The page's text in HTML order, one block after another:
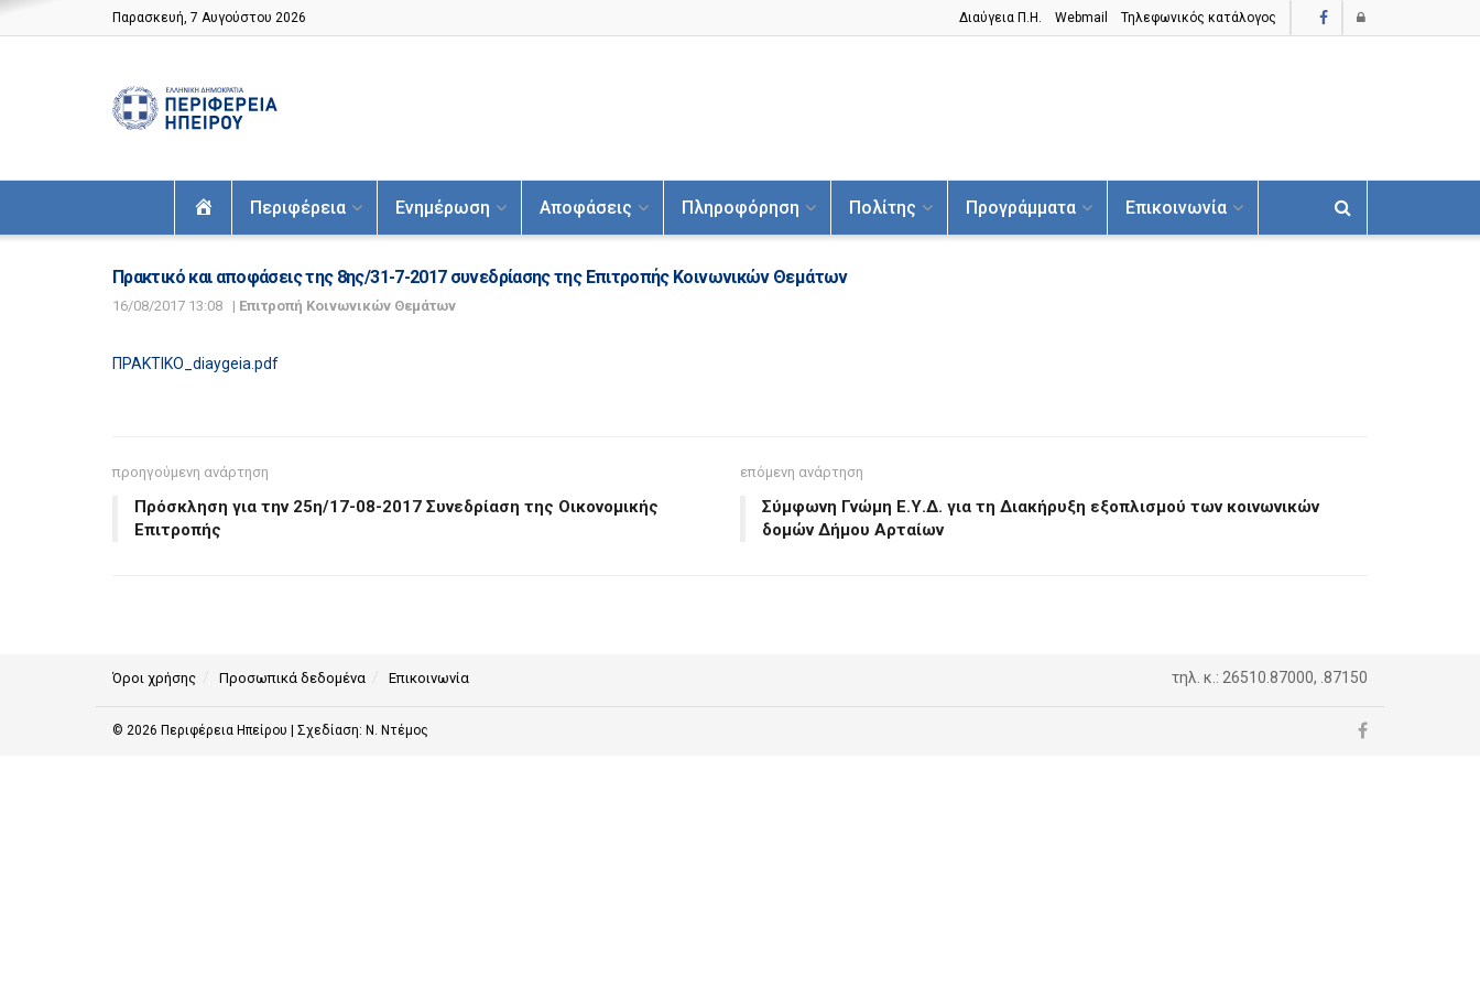
Παρασκευή, 7 Αυγούστου 2026 Διαύγεια Π.H. Webmail Τηλεφωνικός κατάλογος
ΑρχικήΠεριφέρεια Ενημέρωση Αποφάσεις Πληροφόρηση Πολίτης Προγράμματα Επικοινωνία
Πρακτικό και αποφάσεις της 8ης/31-7-2017 συνεδρίασης της Επιτροπής Κοινωνικών Θεμάτων
16/08/2017 13:08 | Επιτροπή Κοινωνικών Θεμάτων
ΠΡΑΚΤΙΚΟ_diaygeia.pdf
προηγούμενη ανάρτηση
Πρόσκληση για την 25η/17-08-2017 Συνεδρίαση της Οικονομικής
Επιτροπής
επόμενη ανάρτηση
Σύμφωνη Γνώμη Ε.Υ.Δ. για τη Διακήρυξη εξοπλισμού των κοινωνικών
δομών Δήμου Αρταίων
Όροι χρήσης Προσωπικά δεδομένα Επικοινωνία τηλ. κ.: 26510.87000, .87150
© 2026 Περιφέρεια Ηπείρου | Σχεδίαση: Ν. Ντέμος